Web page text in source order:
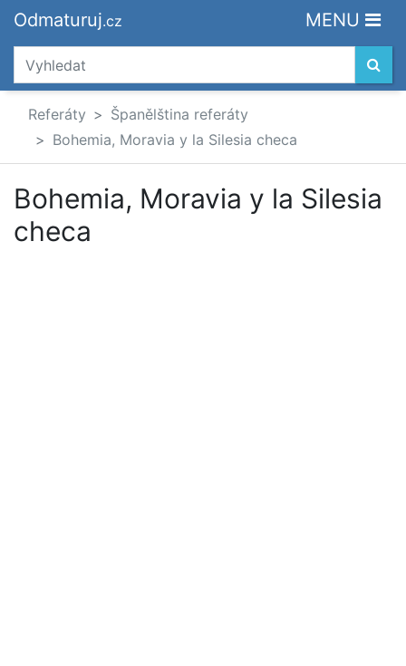
Odmaturuj.cz MENU
Referáty
Španělština referáty
Bohemia, Moravia y la Silesia checa
Bohemia, Moravia y la Silesia
checa